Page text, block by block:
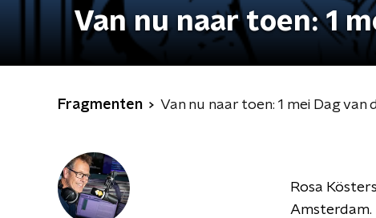
Van nu naar toen: 1
Fragmenten Van nu naar toen: 1 mei Dag van
Rosa
Amsterdam.